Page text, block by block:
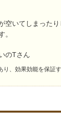
空いてしまった
。
のTさん
、効果効能を保証